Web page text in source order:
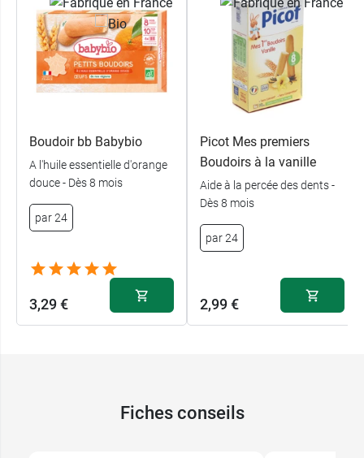
Boudoir bb Babybio
A l'huile essentielle d'orange
douce - Dès 8 mois
par 24
3,29 €
Picot Mes premiers
Boudoirs à la vanille
Aide à la percée des dents -
Dès 8 mois
par 24
2,99 €
Fiches conseils